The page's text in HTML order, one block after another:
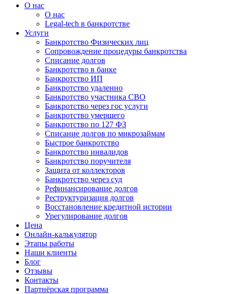
О нас
О нас
Legal-tech в банкротстве
Услуги
Банкротство Физических лиц
Сопровождение процедуры банкротства
Списание долгов
Банкротство в банке
Банкротство ИП
Банкротство удаленно
Банкротство участника СВО
Банкротство через гос услуги
Банкротство умершего
Банкротство по 127 ФЗ
Списание долгов по микрозаймам
Быстрое банкротство
Банкротство инвалидов
Банкротство поручителя
Защита от коллекторов
Банкротство через суд
Рефинансирование долгов
Реструктуризация долгов
Восстановление кредитной истории
Урегулирование долгов
Цена
Онлайн-калькулятор
Этапы работы
Наши клиенты
Блог
Отзывы
Контакты
Партнёрская программа